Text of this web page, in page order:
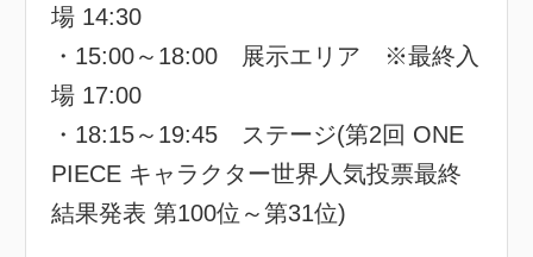
場 14:30
・15:00～18:00 展示エリア ※最終入
場 17:00
・18:15～19:45 ステージ(第2回 ONE
PIECE キャラクター世界人気投票最終
結果発表 第100位～第31位)